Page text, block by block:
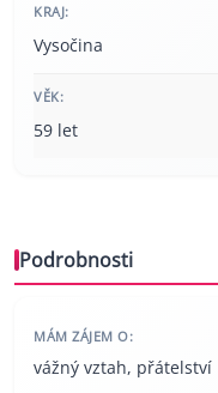
KRAJ:
Vysočina
VĚK:
59 let
Podrobnosti
MÁM ZÁJEM O:
vážný vztah, přátelství